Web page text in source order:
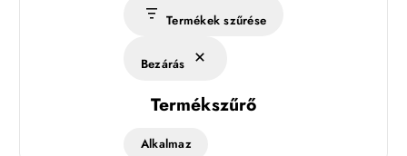
Termékek szűrése
Bezárás
Termékszűrő
Alkalmaz